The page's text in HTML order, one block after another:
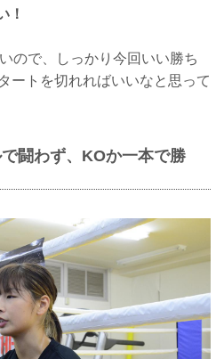
！
ので、しっかり今回いい勝ち
ートを切れればいいなと思って
闘わず、KOか一本で勝